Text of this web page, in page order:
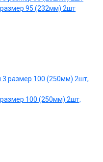
размер 95 (232мм) 2шт
100 (250мм) 2шт,